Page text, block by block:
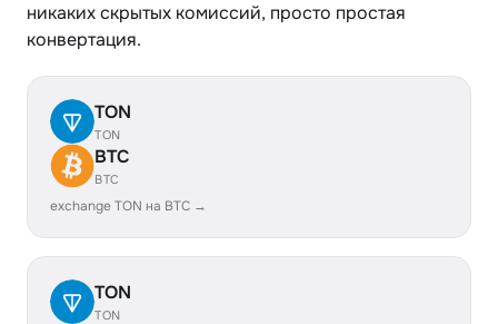
никаких скрытых комиссий, просто простая
конвертация.
TON
TON
BTC
BTC
exchange TON на BTC →
TON
TON